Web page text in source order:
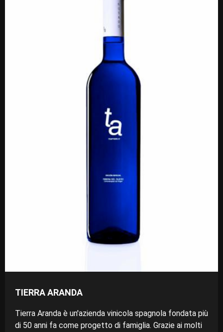
TIERRA ARANDA
Tierra Aranda è un'azienda vinicola spagnola fondata più
di 50 anni fa come progetto di famiglia. Grazie ai molti